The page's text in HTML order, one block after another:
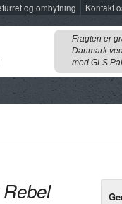
Kontakt
og ombytning
Fragten er
Danmark
med GLS